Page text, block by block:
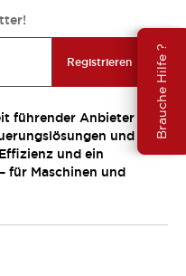
Brauche Hilfe ?
Registrieren
führender Anbieter
und
und ein
für Maschinen und